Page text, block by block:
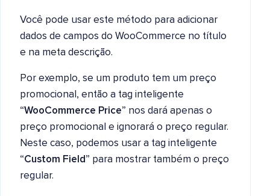
Você pode usar este método para adicionar
dados de campos do WooCommerce no título
e na meta descrição.
Por exemplo, se um produto tem um preço
promocional, então a tag inteligente
“WooCommerce Price” nos dará apenas o
preço promocional e ignorará o preço regular.
Neste caso, podemos usar a tag inteligente
“Custom Field” para mostrar também o preço
regular.